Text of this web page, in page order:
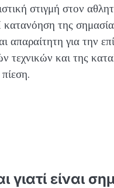
στιγμή στον
κατανόηση της
απαραίτητη για την
τεχνικών και της
γιατί είναι